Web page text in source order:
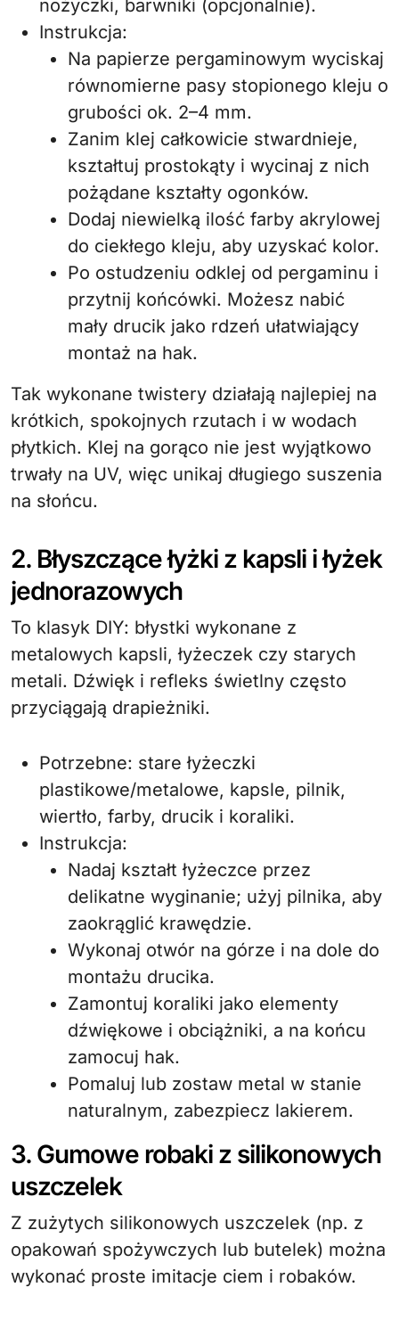
nożyczki, barwniki (opcjonalnie).
Instrukcja:
Na papierze pergaminowym wyciskaj
równomierne pasy stopionego kleju o
grubości ok. 2–4 mm.
Zanim klej całkowicie stwardnieje,
kształtuj prostokąty i wycinaj z nich
pożądane kształty ogonków.
Dodaj niewielką ilość farby akrylowej
do ciekłego kleju, aby uzyskać kolor.
Po ostudzeniu odklej od pergaminu i
przytnij końcówki. Możesz nabić
mały drucik jako rdzeń ułatwiający
montaż na hak.
Tak wykonane twistery działają najlepiej na
krótkich, spokojnych rzutach i w wodach
płytkich. Klej na gorąco nie jest wyjątkowo
trwały na UV, więc unikaj długiego suszenia
na słońcu.
2. Błyszczące łyżki z kapsli i łyżek
jednorazowych
To klasyk DIY: błystki wykonane z
metalowych kapsli, łyżeczek czy starych
metali. Dźwięk i refleks świetlny często
przyciągają drapieżniki.
Potrzebne: stare łyżeczki
plastikowe/metalowe, kapsle, pilnik,
wiertło, farby, drucik i koraliki.
Instrukcja:
Nadaj kształt łyżeczce przez
delikatne wyginanie; użyj pilnika, aby
zaokrąglić krawędzie.
Wykonaj otwór na górze i na dole do
montażu drucika.
Zamontuj koraliki jako elementy
dźwiękowe i obciążniki, a na końcu
zamocuj hak.
Pomaluj lub zostaw metal w stanie
naturalnym, zabezpiecz lakierem.
3. Gumowe robaki z silikonowych
uszczelek
Z zużytych silikonowych uszczelek (np. z
opakowań spożywczych lub butelek) można
wykonać proste imitacje ciem i robaków.